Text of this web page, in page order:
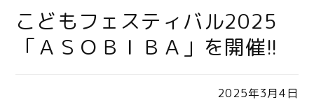
こどもフェスティバル2025
「ＡＳＯＢＩＢＡ」を開催!!
2025年3月4日